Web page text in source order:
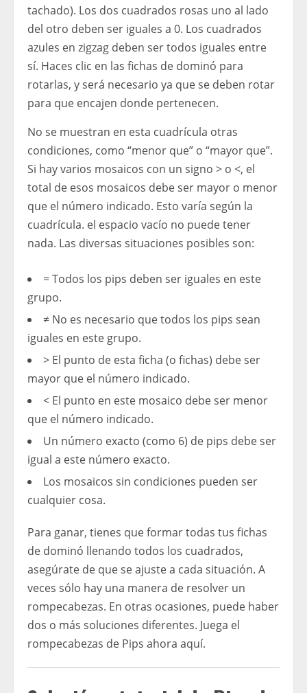
tachado). Los dos cuadrados rosas uno al lado
del otro deben ser iguales a 0. Los cuadrados
azules en zigzag deben ser todos iguales entre
sí. Haces clic en las fichas de dominó para
rotarlas, y será necesario ya que se deben rotar
para que encajen donde pertenecen.
No se muestran en esta cuadrícula otras
condiciones, como “menor que” o “mayor que”.
Si hay varios mosaicos con un signo > o <, el
total de esos mosaicos debe ser mayor o menor
que el número indicado. Esto varía según la
cuadrícula. el espacio vacío no puede tener
nada. Las diversas situaciones posibles son:
= Todos los pips deben ser iguales en este
grupo.
≠ No es necesario que todos los pips sean
iguales en este grupo.
> El punto de esta ficha (o fichas) debe ser
mayor que el número indicado.
< El punto en este mosaico debe ser menor
que el número indicado.
Un número exacto (como 6) de pips debe ser
igual a este número exacto.
Los mosaicos sin condiciones pueden ser
cualquier cosa.
Para ganar, tienes que formar todas tus fichas
de dominó llenando todos los cuadrados,
asegúrate de que se ajuste a cada situación. A
veces sólo hay una manera de resolver un
rompecabezas. En otras ocasiones, puede haber
dos o más soluciones diferentes. Juega el
rompecabezas de Pips ahora aquí.